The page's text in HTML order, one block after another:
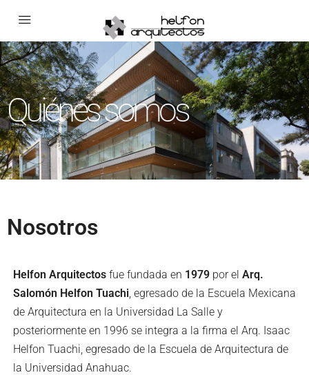
Quiénes somos
Nosotros
Helfon Arquitectosfue fundada en 1979por el Arq.
Salomón Helfon Tuachi, egresado de la Escuela Mexicana
de Arquitectura en la Universidad La Salle y
posteriormente en 1996 se integra a la firma el Arq. Isaac
Helfon Tuachi, egresado de la Escuela de Arquitectura de
la Universidad Anahuac.